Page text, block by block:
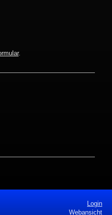
.
Login
Webansicht